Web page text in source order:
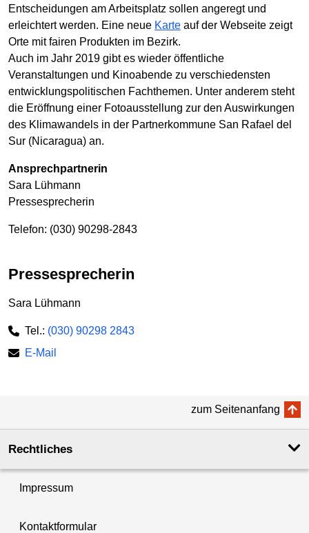
Entscheidungen am Arbeitsplatz sollen angeregt und
erleichtert werden. Eine neue Karte auf der Webseite zeigt
Orte mit fairen Produkten im Bezirk.
Auch im Jahr 2019 gibt es wieder öffentliche
Veranstaltungen und Kinoabende zu verschiedensten
entwicklungspolitischen Fachthemen. Unter anderem steht
die Eröffnung einer Fotoausstellung zur den Auswirkungen
des Klimawandels in der Partnerkommune San Rafael del
Sur (Nicaragua) an.
Ansprechpartnerin
Sara Lühmann
Pressesprecherin
Telefon: (030) 90298-2843
Pressesprecherin
Sara Lühmann
Tel.: (030) 90298 2843
E-Mail
zum Seitenanfang
Rechtliches
Impressum
Kontaktformular